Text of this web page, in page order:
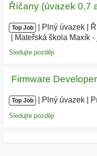
Říčany (úvazek 0,7
Top Job Plný úvazek
Mateřská škola Maxík
Sledujte později
Firmware
Top Job Plný úvazek
Sledujte později